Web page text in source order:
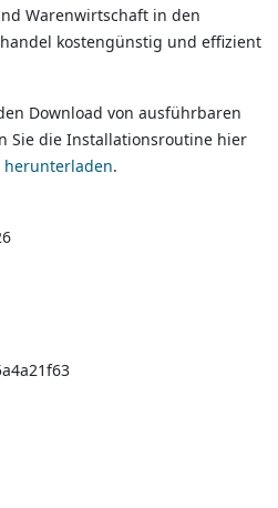
Warenwirtschaft in den
kostengünstig und effizient
Download von ausführbaren
Sie die Installationsroutine hier
herunterladen.